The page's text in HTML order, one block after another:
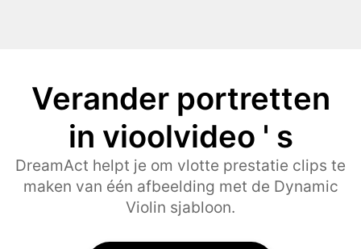
Verander portretten
in vioolvideo ' s
DreamAct helpt je om vlotte prestatie clips te
maken van één afbeelding met de Dynamic
Violin sjabloon.